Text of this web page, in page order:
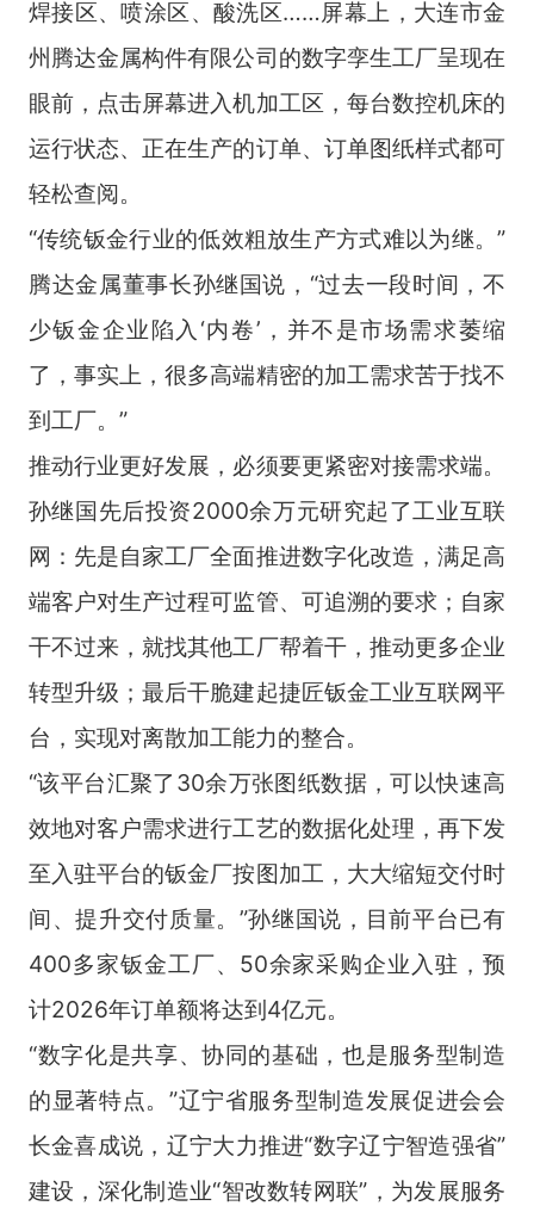
焊接区、喷涂区、酸洗区……屏幕上，大连市金
州腾达金属构件有限公司的数字孪生工厂呈现在
眼前，点击屏幕进入机加工区，每台数控机床的
运行状态、正在生产的订单、订单图纸样式都可
轻松查阅。
“传统钣金行业的低效粗放生产方式难以为继。”
腾达金属董事长孙继国说，“过去一段时间，不
少钣金企业陷入‘内卷’，并不是市场需求萎缩
了，事实上，很多高端精密的加工需求苦于找不
到工厂。”
推动行业更好发展，必须要更紧密对接需求端。
孙继国先后投资2000余万元研究起了工业互联
网：先是自家工厂全面推进数字化改造，满足高
端客户对生产过程可监管、可追溯的要求；自家
干不过来，就找其他工厂帮着干，推动更多企业
转型升级；最后干脆建起捷匠钣金工业互联网平
台，实现对离散加工能力的整合。
“该平台汇聚了30余万张图纸数据，可以快速高
效地对客户需求进行工艺的数据化处理，再下发
至入驻平台的钣金厂按图加工，大大缩短交付时
间、提升交付质量。”孙继国说，目前平台已有
400多家钣金工厂、50余家采购企业入驻，预
计2026年订单额将达到4亿元。
“数字化是共享、协同的基础，也是服务型制造
的显著特点。”辽宁省服务型制造发展促进会会
长金喜成说，辽宁大力推进“数字辽宁智造强省”
建设，深化制造业“智改数转网联”，为发展服务